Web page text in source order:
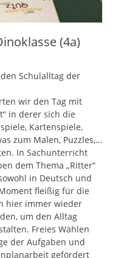
(4a)
Schulalltag der
wir den Tag mit
in derer sich die
Kartenspiele,
zum Malen, Puzzles,…
In Sachunterricht
dem Thema „Ritter“
in Deutsch und
fleißig für die
hier immer wieder
um den Alltag
Freies Wählen
der Aufgaben und
gefördert